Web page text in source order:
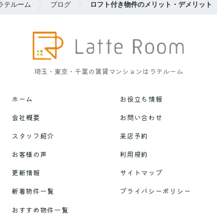
テルーム ブログ ロフト付き物件のメリット・デメリット
埼玉・東京・千葉の賃貸マンションはラテルーム
ホーム
お役立ち情報
会社概要
お問い合わせ
スタッフ紹介
来店予約
お客様の声
利用規約
更新情報
サイトマップ
新着物件一覧
プライバシーポリシー
おすすめ物件一覧